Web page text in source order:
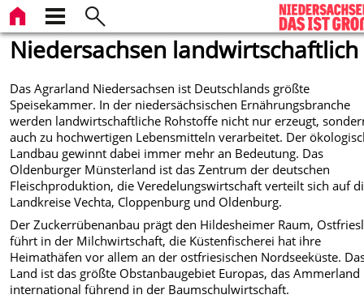
Niedersachsen landwirtschaftlich
Das Agrarland Niedersachsen ist Deutschlands größte
Speisekammer. In der niedersächsischen Ernährungsbranche
werden landwirtschaftliche Rohstoffe nicht nur erzeugt,
auch zu hochwertigen Lebensmitteln verarbeitet. Der
Landbau gewinnt dabei immer mehr an Bedeutung. Das
Oldenburger Münsterland ist das Zentrum der deutschen
Fleischproduktion, die Veredelungswirtschaft verteilt sich auf
Landkreise Vechta, Cloppenburg und Oldenburg.
Der Zuckerrübenanbau prägt den Hildesheimer Raum,
führt in der Milchwirtschaft, die Küstenfischerei hat ihre
Heimathäfen vor allem an der ostfriesischen Nordseeküste.
Land ist das größte Obstanbaugebiet Europas, das Ammerland
international führend in der Baumschulwirtschaft.